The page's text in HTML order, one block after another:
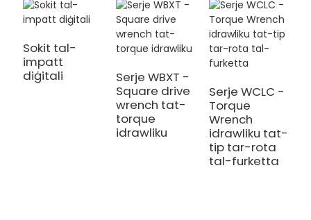
Sokit tal-
impatt
diġitali
Serje WBXT -
Square drive
wrench tat-
torque
idrawliku
Serje WCLC -
Torque
Wrench
idrawliku tat-
tip tar-rota
tal-furketta